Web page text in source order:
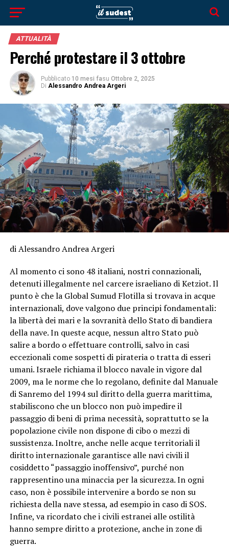
ATTUALITÀ
Perché protestare il 3 ottobre
Pubblicato 10 mesi fasu Ottobre 2, 2025
Di Alessandro Andrea Argeri
di Alessandro Andrea Argeri
Al momento ci sono 48 italiani, nostri connazionali,
detenuti illegalmente nel carcere israeliano di Ketziot. Il
punto è che la Global Sumud Flotilla si trovava in acque
internazionali, dove valgono due principi fondamentali:
la libertà dei mari e la sovranità dello Stato di bandiera
della nave. In queste acque, nessun altro Stato può
salire a bordo o effettuare controlli, salvo in casi
eccezionali come sospetti di pirateria o tratta di esseri
umani. Israele richiama il blocco navale in vigore dal
2009, ma le norme che lo regolano, definite dal Manuale
di Sanremo del 1994 sul diritto della guerra marittima,
stabiliscono che un blocco non può impedire il
passaggio di beni di prima necessità, soprattutto se la
popolazione civile non dispone di cibo o mezzi di
sussistenza. Inoltre, anche nelle acque territoriali il
diritto internazionale garantisce alle navi civili il
cosiddetto “passaggio inoffensivo”, purché non
rappresentino una minaccia per la sicurezza. In ogni
caso, non è possibile intervenire a bordo se non su
richiesta della nave stessa, ad esempio in caso di SOS.
Infine, va ricordato che i civili estranei alle ostilità
hanno sempre diritto a protezione, anche in zone di
guerra.